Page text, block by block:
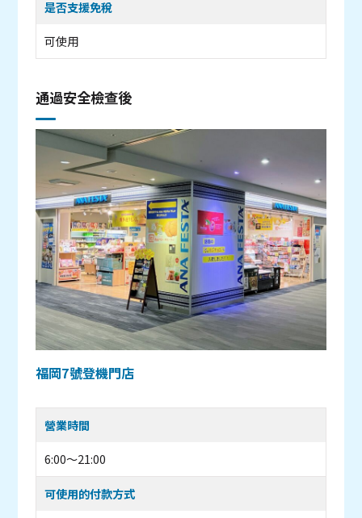
是否支援免稅
可使用
通過安全檢查後
福岡7號登機門店
營業時間
6:00～21:00
可使用的付款方式